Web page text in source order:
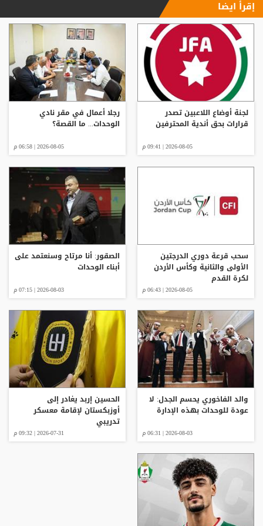
إقرأ ايضا
لجنة أوضاع اللاعبين تصدر
قرارات بحق أندية المحترفين
2026-08-05 | 09:41 م
رجلا أعمال في مقر نادي
الوحدات... ما القصة؟
2026-08-05 | 06:58 م
سحب قرعة دوري الدرجتين
الأولى والثانية وكأس الأردن
لكرة القدم
2026-08-05 | 06:43 م
الصقور: أنا مرتاح وسنعتمد على
أبناء الوحدات
2026-08-03 | 07:15 م
والد الفاخوري يحسم الجدل: لا
عودة للوحدات بهذه الإدارة
2026-08-03 | 06:31 م
الحسين إربد يغادر إلى
أوزبكستان لإقامة معسكر
تدريبي
2026-07-31 | 09:32 م